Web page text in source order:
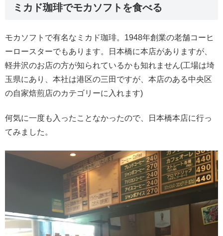
ミカド珈琲でモカソフトを食べる
モカソフトで有名なミカド珈琲。1948年創業の老舗コーヒ
ーロースターでもあります。日本橋に本店がありますが、
軽井沢のお店の方が知られているかも知れません(工場は埼
玉県にあり、本社は港区の三田ですが、本店のある中央区
の自家焙煎店のカテゴリーに入れます)
何気に一度も入ったことなかったので、日本橋本店に行っ
てみました。